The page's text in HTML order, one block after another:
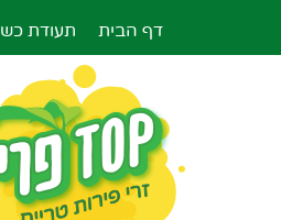
דף הבית תעודת